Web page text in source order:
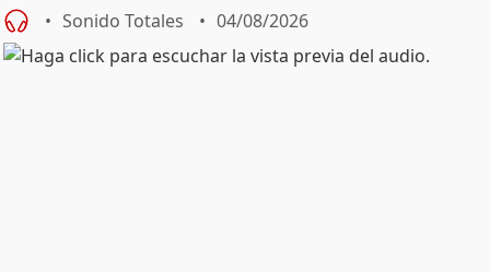
Sonido Totales 04/08/2026